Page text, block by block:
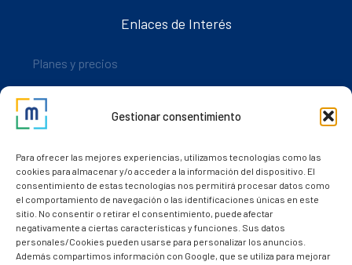
Gestionar consentimiento
Para ofrecer las mejores experiencias, utilizamos tecnologías como las
cookies para almacenar y/o acceder a la información del dispositivo. El
consentimiento de estas tecnologías nos permitirá procesar datos como
el comportamiento de navegación o las identificaciones únicas en este
sitio. No consentir o retirar el consentimiento, puede afectar
negativamente a ciertas características y funciones. Sus datos
personales/Cookies pueden usarse para personalizar los anuncios.
Además compartimos información con Google, que se utiliza para mejorar
Enlaces de Interés
Planes y precios
Descarga nuestra app
Nuestros clientes
Dudas y consultas